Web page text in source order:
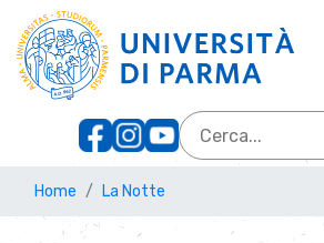
Home La Notte